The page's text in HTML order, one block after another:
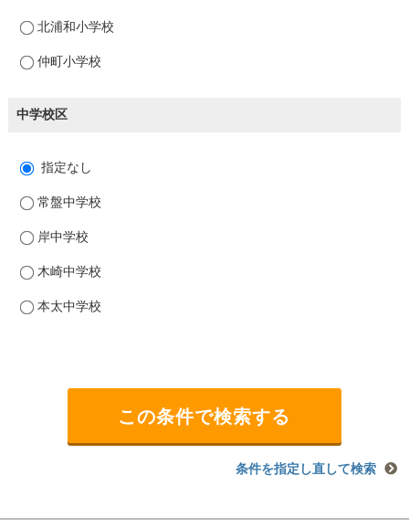
北浦和小学校
仲町小学校
中学校区
指定なし
常盤中学校
岸中学校
木崎中学校
本太中学校
条件を指定し直して検索